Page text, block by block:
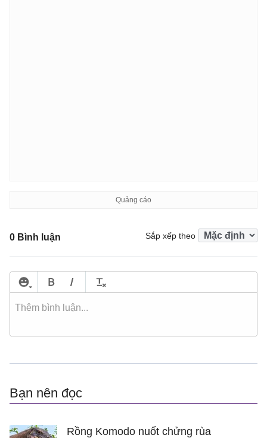
0 Bình luận Sắp xếp theo
Bạn nên đọc
Rồng Komodo nuốt chửng rùa